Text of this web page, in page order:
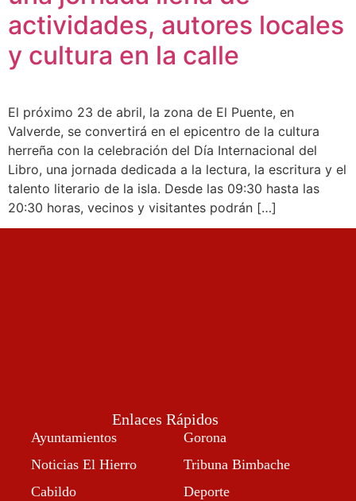
actividades, autores locales
y cultura en la calle
El próximo 23 de abril, la zona de El Puente, en
Valverde, se convertirá en el epicentro de la cultura
herreña con la celebración del Día Internacional del
Libro, una jornada dedicada a la lectura, la escritura y el
talento literario de la isla. Desde las 09:30 hasta las
20:30 horas, vecinos y visitantes podrán […]
Enlaces Rápidos
Ayuntamientos
Noticias El Hierro
Cabildo
Gorona
Tribuna Bimbache
Deporte